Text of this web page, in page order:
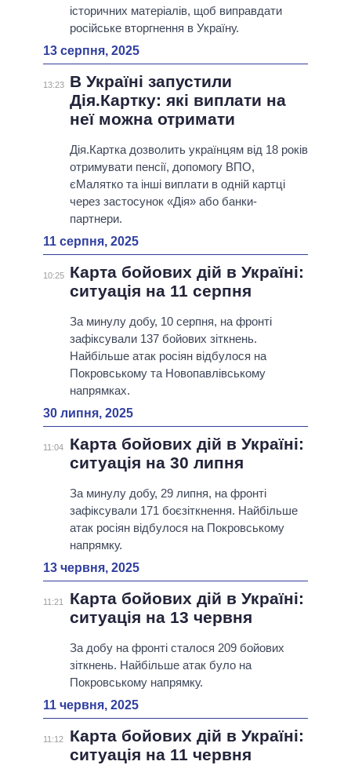
історичних матеріалів, щоб виправдати
російське вторгнення в Україну.
13 серпня, 2025
13:23
В Україні запустили
Дія.Картку: які виплати на
неї можна отримати
Дія.Картка дозволить українцям від 18 років
отримувати пенсії, допомогу ВПО,
єМалятко та інші виплати в одній картці
через застосунок «Дія» або банки-
партнери.
11 серпня, 2025
10:25
Карта бойових дій в Україні:
ситуація на 11 серпня
За минулу добу, 10 серпня, на фронті
зафіксували 137 бойових зіткнень.
Найбільше атак росіян відбулося на
Покровському та Новопавлiвському
напрямках.
30 липня, 2025
11:04
Карта бойових дій в Україні:
ситуація на 30 липня
За минулу добу, 29 липня, на фронті
зафіксували 171 боєзіткнення. Найбільше
атак росіян відбулося на Покровському
напрямку.
13 червня, 2025
11:21
Карта бойових дій в Україні:
ситуація на 13 червня
За добу на фронті сталося 209 бойових
зіткнень. Найбільше атак було на
Покровському напрямку.
11 червня, 2025
11:12
Карта бойових дій в Україні:
ситуація на 11 червня